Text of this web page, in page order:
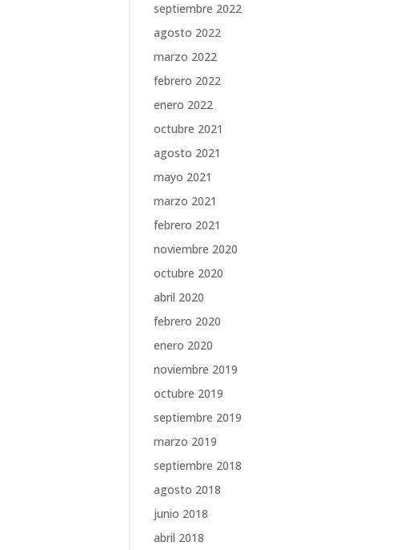
septiembre 2022
agosto 2022
marzo 2022
febrero 2022
enero 2022
octubre 2021
agosto 2021
mayo 2021
marzo 2021
febrero 2021
noviembre 2020
octubre 2020
abril 2020
febrero 2020
enero 2020
noviembre 2019
octubre 2019
septiembre 2019
marzo 2019
septiembre 2018
agosto 2018
junio 2018
abril 2018